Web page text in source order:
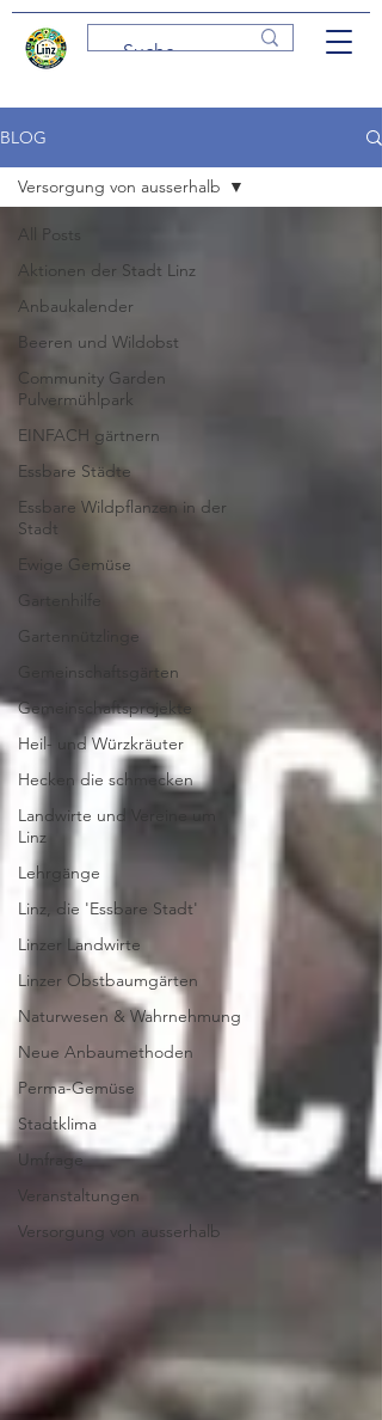
BLOG
All Posts
Aktionen der Stadt Linz
Anbaukalender
Beeren und Wildobst
Community Garden
Pulvermühlpark
EINFACH gärtnern
Essbare Städte
Essbare Wildpflanzen in der
Stadt
Ewige Gemüse
Gartenhilfe
Gartennützlinge
Gemeinschaftsgärten
Gemeinschaftsprojekte
Heil- und Würzkräuter
Hecken die schmecken
Landwirte und Vereine um
Linz
Lehrgänge
Linz, die 'Essbare Stadt'
Linzer Landwirte
Linzer Obstbaumgärten
Naturwesen & Wahrnehmung
Neue Anbaumethoden
Perma-Gemüse
Stadtklima
Umfrage
Veranstaltungen
Versorgung von ausserhalb
Versorgung von ausserhalb